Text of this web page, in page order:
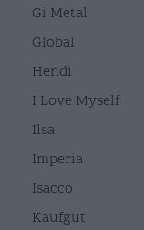
Gi Metal
Global
Hendi
I Love Myself
Ilsa
Imperia
Isacco
Kaufgut